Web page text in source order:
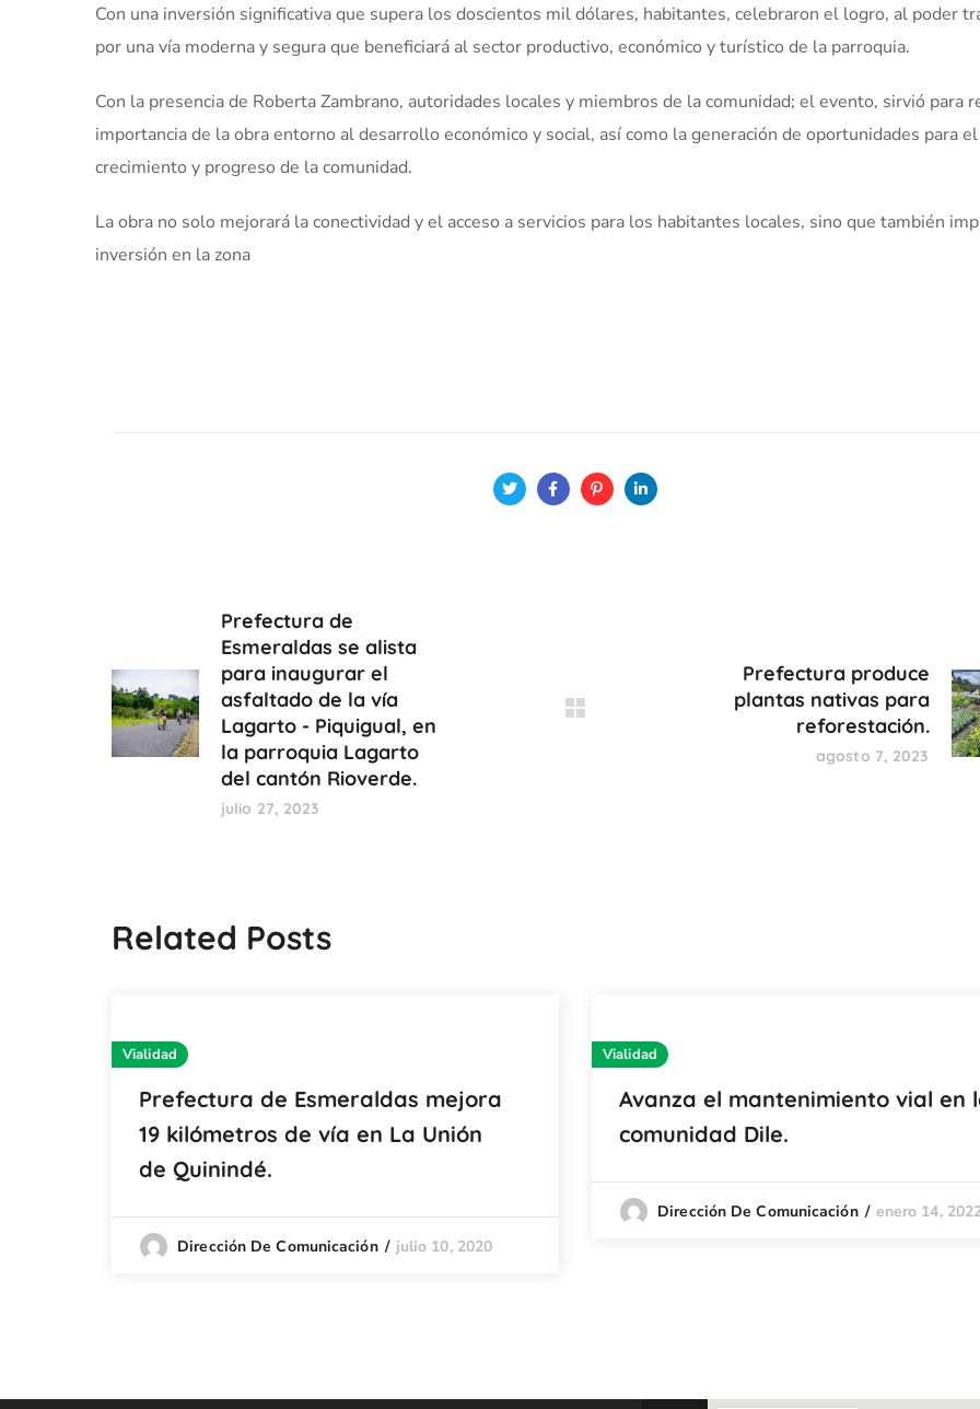
Con una inversión significativa que supera los doscientos mil dólares, habitantes, celebraron el logro, al poder
por una vía moderna y segura que beneficiará al sector productivo, económico y turístico de la parroquia.
Con la presencia de Roberta Zambrano, autoridades locales y miembros de la comunidad; el evento, sirvió para
importancia de la obra entorno al desarrollo económico y social, así como la generación de oportunidades para el
crecimiento y progreso de la comunidad.
La obra no solo mejorará la conectividad y el acceso a servicios para los habitantes locales, sino que también
inversión en la zona
Prefectura de
Esmeraldas se alista
para inaugurar el
asfaltado de la vía
Lagarto - Piquigual, en
la parroquia Lagarto
del cantón Rioverde.
julio 27, 2023
Prefectura produce
plantas nativas para
reforestación.
agosto 7, 2023
Related Posts
Vialidad
Prefectura de Esmeraldas mejora
19 kilómetros de vía en La Unión
de Quinindé.
Dirección De Comunicación julio 10, 2020
Vialidad
Avanza el mantenimiento vial en
comunidad Dile.
Dirección De Comunicación enero 14,